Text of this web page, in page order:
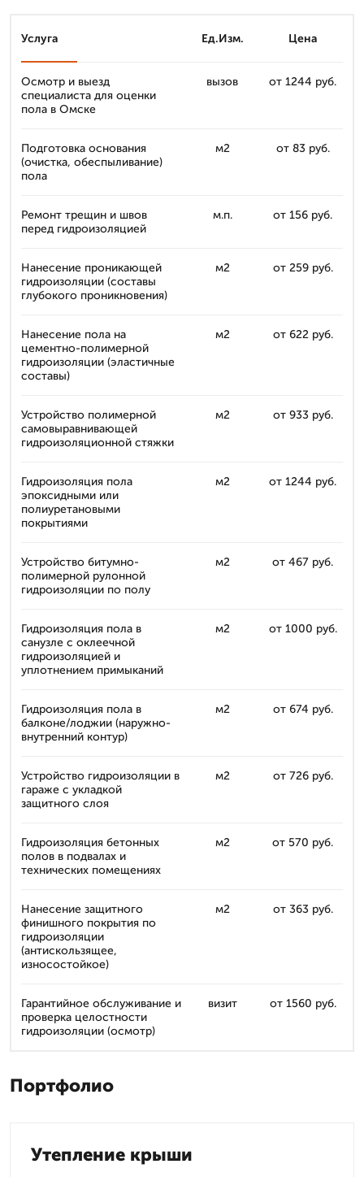
Услуга Ед.Изм. Цена
Осмотр и выезд
специалиста для оценки
пола в Омске
вызов от 1244 руб.
Подготовка основания
(очистка, обеспыливание)
пола
м2 от 83 руб.
Ремонт трещин и швов
перед гидроизоляцией
м.п. от 156 руб.
Нанесение проникающей
гидроизоляции (составы
глубокого проникновения)
м2 от 259 руб.
Нанесение пола на
цементно-полимерной
гидроизоляции (эластичные
составы)
м2 от 622 руб.
Устройство полимерной
самовыравнивающей
гидроизоляционной стяжки
м2 от 933 руб.
Гидроизоляция пола
эпоксидными или
полиуретановыми
покрытиями
м2 от 1244 руб.
Устройство битумно-
полимерной рулонной
гидроизоляции по полу
м2 от 467 руб.
Гидроизоляция пола в
санузле с оклеечной
гидроизоляцией и
уплотнением примыканий
м2 от 1000 руб.
Гидроизоляция пола в
балконе/лоджии (наружно-
внутренний контур)
м2 от 674 руб.
Устройство гидроизоляции в
гараже с укладкой
защитного слоя
м2 от 726 руб.
Гидроизоляция бетонных
полов в подвалах и
технических помещениях
м2 от 570 руб.
Нанесение защитного
финишного покрытия по
гидроизоляции
(антискользящее,
износостойкое)
м2 от 363 руб.
Гарантийное обслуживание и
проверка целостности
гидроизоляции (осмотр)
визит от 1560 руб.
Портфолио
Утепление крыши